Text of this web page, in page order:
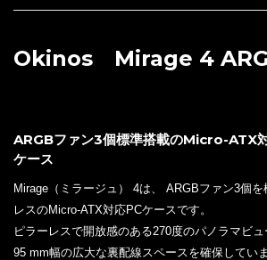
Okinos Mirage 4
ARGBファン3個標準搭載のMicro-ATX
ケース
Mirage（ミラージュ） 4は、 ARGBファン3個
レスのMicro-ATX対応PCケースです。
ピラーレスで開放感のある270度のパノラマビ
95 mm幅の広大な裏配線スペースを確保していま